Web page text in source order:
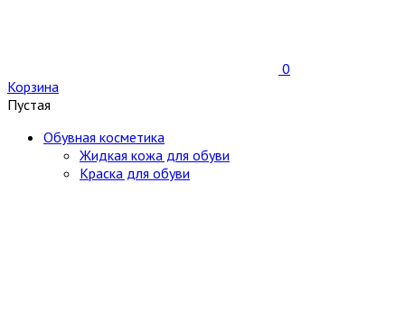
0
Корзина
Пустая
Обувная косметика
Жидкая кожа для обуви
Краска для обуви